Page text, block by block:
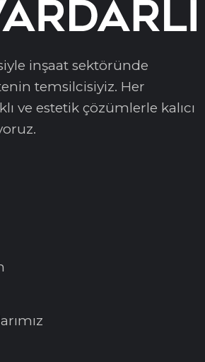
inşaat sektöründe
temsilcisiyiz. Her
ve estetik çözümlerle kalıcı